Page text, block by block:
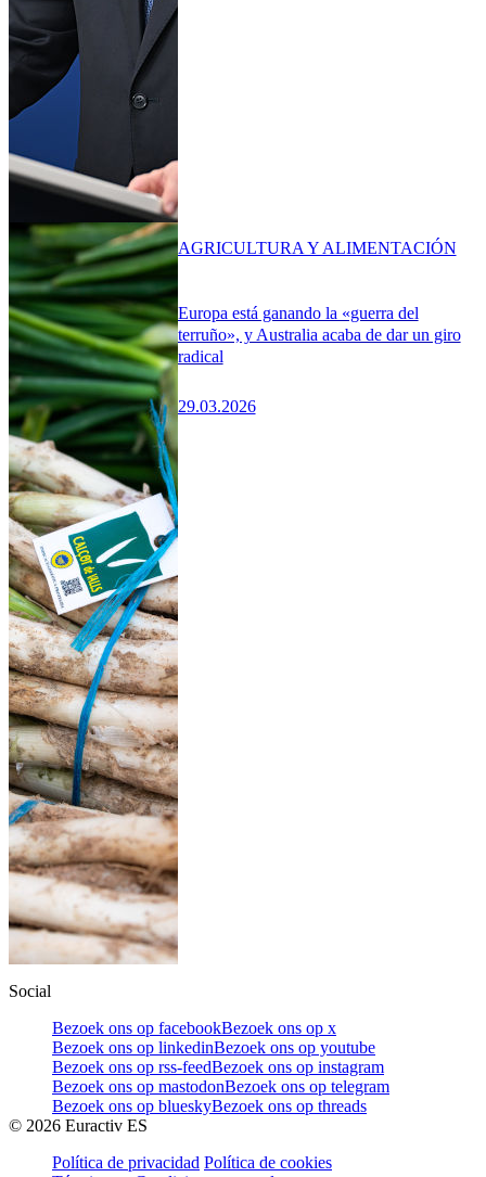
Europa está ganando la «guerra del
terruño», y Australia acaba de dar un giro
radical
29.03.2026
AGRICULTURA Y ALIMENTACIÓN
Social
Bezoek ons op facebookBezoek ons op x
Bezoek ons op linkedinBezoek ons op youtube
Bezoek ons op rss-feedBezoek ons op instagram
Bezoek ons op mastodonBezoek ons op telegram
Bezoek ons op blueskyBezoek ons op threads
© 2026 Euractiv ES
Política de privacidad Política de cookies